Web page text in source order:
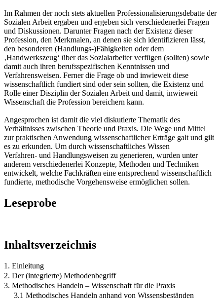
Im Rahmen der noch stets aktuellen Professionalisierungsdebatte der
Sozialen Arbeit ergaben und ergeben sich verschiedenerlei Fragen
und Diskussionen. Darunter Fragen nach der Existenz dieser
Profession, den Merkmalen, an denen sie sich identifizieren lässt,
den besonderen (Handlungs-)Fähigkeiten oder dem
‚Handwerkszeug‘ über das Sozialarbeiter verfügen (sollten) sowie
damit auch ihren berufsspezifischen Kenntnissen und
Verfahrensweisen. Ferner die Frage ob und inwieweit diese
wissenschaftlich fundiert sind oder sein sollten, die Existenz und
Rolle einer Disziplin der Sozialen Arbeit und damit, inwieweit
Wissenschaft die Profession bereichern kann.
Angesprochen ist damit die viel diskutierte Thematik des
Verhältnisses zwischen Theorie und Praxis. Die Wege und Mittel
zur praktischen Anwendung wissenschaftlicher Erträge galt und gilt
es zu erkunden. Um durch wissenschaftliches Wissen
Verfahren- und Handlungsweisen zu generieren, wurden unter
anderem verschiedenerlei Konzepte, Methoden und Techniken
entwickelt, welche Fachkräften eine entsprechend wissenschaftlich
fundierte, methodische Vorgehensweise ermöglichen sollen.
Leseprobe
Inhaltsverzeichnis
1. Einleitung
2. Der (integrierte) Methodenbegriff
3. Methodisches Handeln – Wissenschaft für die Praxis
3.1 Methodisches Handeln anhand von Wissensbeständen